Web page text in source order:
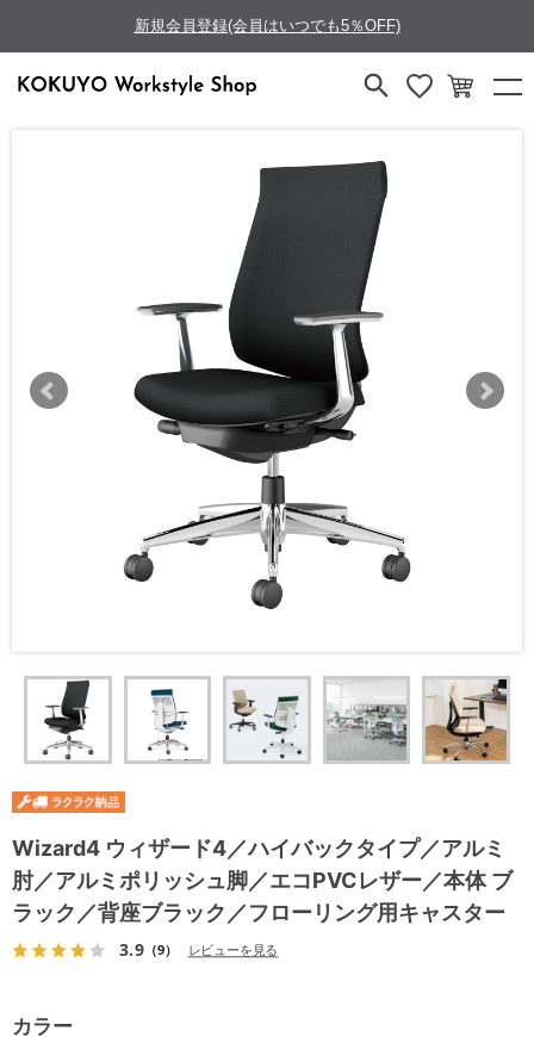
新規会員登録(会員はいつでも5％OFF)
Wizard4 ウィザード4／ハイバックタイプ／アルミ
肘／アルミポリッシュ脚／エコPVCレザー／本体 ブ
ラック／背座ブラック／フローリング用キャスター
3.9（9） レビューを見る
カラー